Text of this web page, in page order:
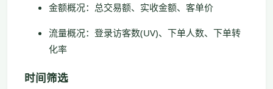
金额概况：总交易额、实收金额、客单价
流量概况：登录访客数(UV)、下单人数、下单转
化率
时间筛选